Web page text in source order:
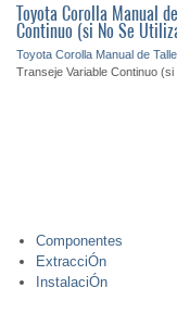
Toyota Corolla Manual
Continuo (si No Se
Toyota Corolla Manual de
Transeje Variable Continuo
Componentes
ExtracciÓn
InstalaciÓn